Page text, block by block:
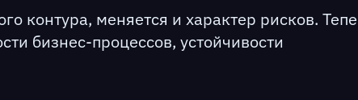
контура, меняется и характер рисков.
бизнес-процессов, устойчивости